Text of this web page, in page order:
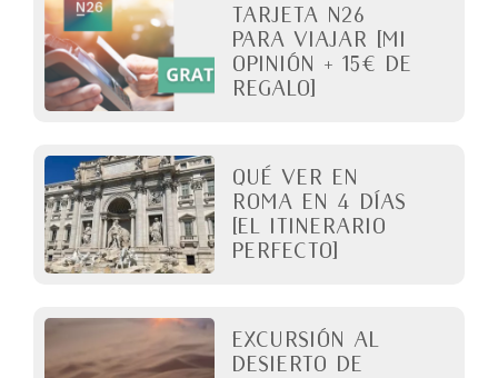
Tarjeta N26
para viajar [Mi
opinión + 15€ de
regalo]
QUÉ VER EN
ROMA en 4 días
[El itinerario
perfecto]
Excursión al
desierto de